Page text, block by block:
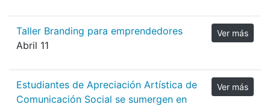
Taller Branding para emprendedores
Abril 11
Ver más
Estudiantes de Apreciación Artística de
Comunicación Social se sumergen en
Ver más